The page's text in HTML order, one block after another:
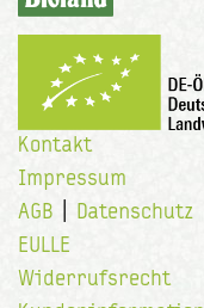
Kontakt
Impressum
AGB
Datenschutz
EULLE
Widerrufsrecht